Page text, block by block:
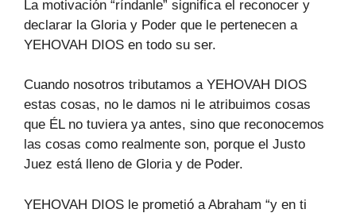
La motivación “ríndanle” significa el reconocer y
declarar la Gloria y Poder que le pertenecen a
YEHOVAH DIOS en todo su ser.
Cuando nosotros tributamos a YEHOVAH DIOS
estas cosas, no le damos ni le atribuimos cosas
que ÉL no tuviera ya antes, sino que reconocemos
las cosas como realmente son, porque el Justo
Juez está lleno de Gloria y de Poder.
YEHOVAH DIOS le prometió a Abraham “y en ti